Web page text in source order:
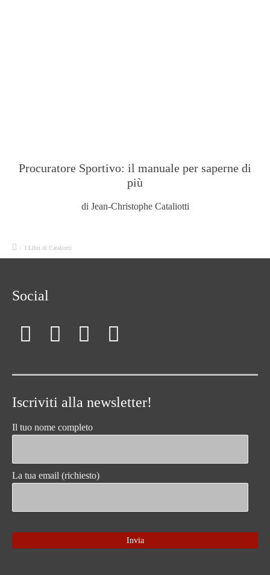
Procuratore Sportivo: il manuale per saperne di
più
di Jean-Christophe Cataliotti
/ I Libri di Cataliotti
Social
Iscriviti alla newsletter!
Il tuo nome completo
La tua email (richiesto)